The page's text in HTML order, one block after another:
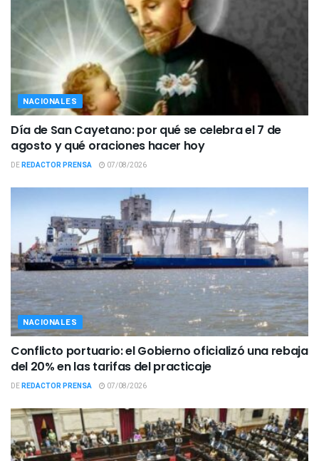
NACIONALES
Día de San Cayetano: por qué se celebra el 7 de
agosto y qué oraciones hacer hoy
DEREDACTOR PRENSA 07/08/2026
NACIONALES
Conflicto portuario: el Gobierno oficializó una rebaja
del 20% en las tarifas del practicaje
DEREDACTOR PRENSA 07/08/2026